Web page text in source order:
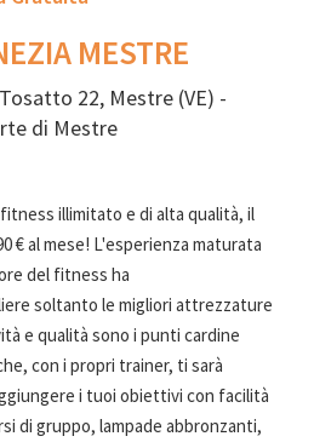
MESTRE
22, Mestre (VE) -
di Mestre
illimitato e di alta qualità, il
€ al mese! L'esperienza maturata
del fitness ha
soltanto le migliori attrezzature
e qualità sono i punti cardine
con i propri trainer, ti sarà
i tuoi obiettivi con facilità
di gruppo, lampade abbronzanti,